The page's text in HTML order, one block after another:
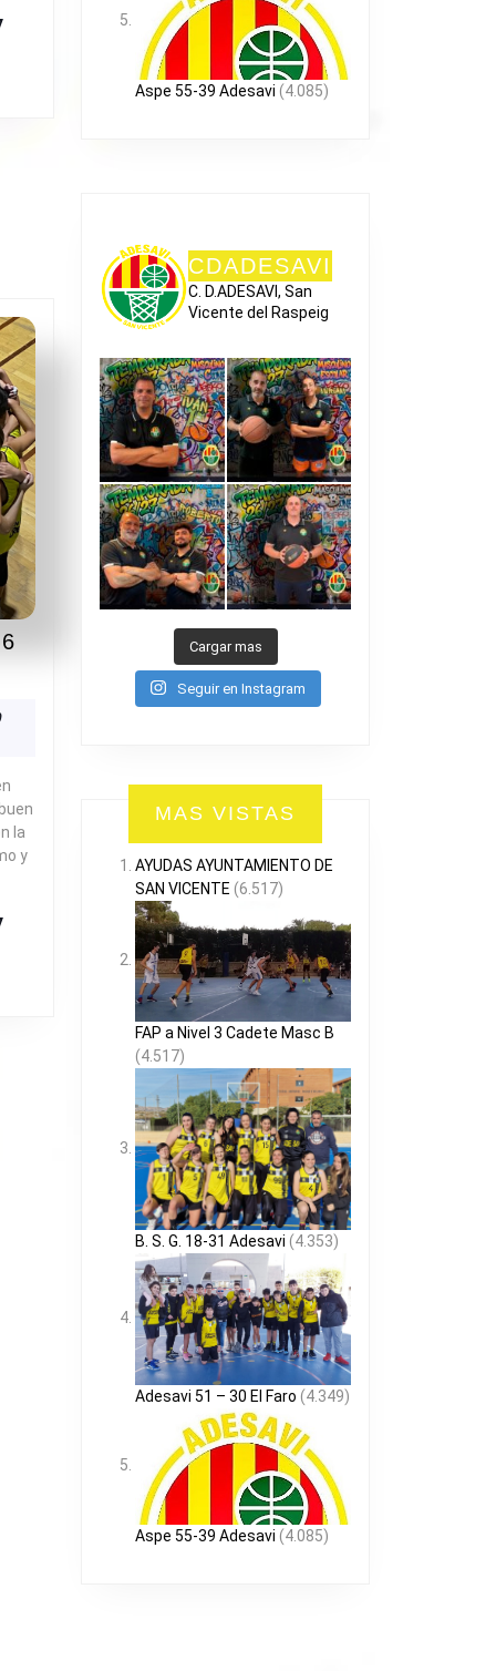
la
y
Aspe 55-39 Adesavi (4.085)
CDADESAVI
C. D.ADESAVI, San
Vicente del Raspeig
Cargar mas
Seguir en Instagram
MAS VISTAS
AYUDAS AYUNTAMIENTO DE
SAN VICENTE (6.517)
FAP a Nivel 3 Cadete Masc B
(4.517)
B. S. G. 18-31 Adesavi (4.353)
Adesavi 51 – 30 El Faro (4.349)
Aspe 55-39 Adesavi (4.085)